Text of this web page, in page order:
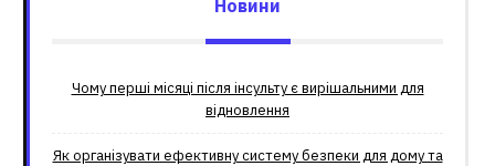
Новини
Чому перші місяці після інсульту є вирішальними для
відновлення
Як організувати ефективну систему безпеки для дому та